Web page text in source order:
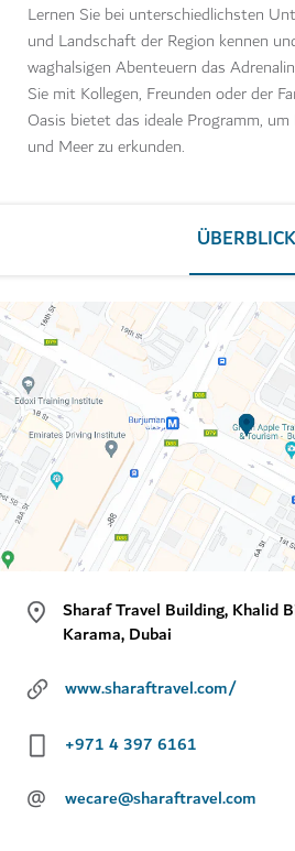
Lernen Sie bei unterschiedlichsten
und Landschaft der Region kennen
waghalsigen Abenteuern das
Sie mit Kollegen, Freunden oder der
Oasis bietet das ideale Programm,
und Meer zu erkunden.
ÜBERBLICK
Sharaf Travel Building, Khalid
Karama, Dubai
www.sharaftravel.com/
+971 4 397 6161
@ wecare@sharaftravel.com